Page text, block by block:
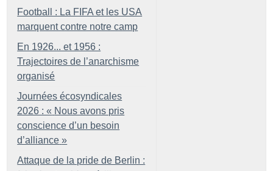
Football : La FIFA et les USA
marquent contre notre camp
En 1926... et 1956 :
Trajectoires de l’anarchisme
organisé
Journées écosyndicales
2026 : « Nous avons pris
conscience d’un besoin
d’alliance »
Attaque de la pride de Berlin :